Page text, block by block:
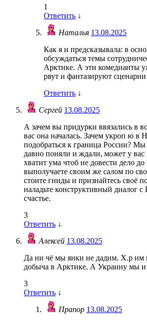
1
Ответить ↓
Наталья 13.08.2025
Как я и предсказывала: в
обсуждаться темы
Арктике. А эти комедианты
рвут и фантазируют
Ответить ↓
Сергей 13.08.2025
А зачем вы придурки ввязались в
вас она началась. Зачем укроп ю в
подобраться к граница России?
давно поняли и ждали, может у вас
хватит ума чтоб не довести дело
выполучаете своим же салом по
стоите гниды и признайтесь своё
наладьте конструктивный диалог с
счастье.
3
Ответить ↓
Алексей 13.08.2025
Да ни чё мы янки не дадим. Х.р им
добыча в Арктике. А Украину мы и
3
Ответить ↓
Прапор 13.08.2025